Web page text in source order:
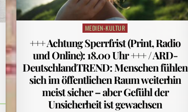
Posted
in
MEDIEN-KULTUR
+++ Achtung Sperrfrist (Print, Radio
und Online): 18.00 Uhr +++ / ARD-
DeutschlandTREND: Menschen fühlen
sich im öffentlichen Raum weiterhin
meist sicher – aber Gefühl der
Unsicherheit ist gewachsen